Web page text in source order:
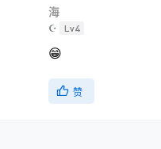
海
☪ Lv4
😁
赞